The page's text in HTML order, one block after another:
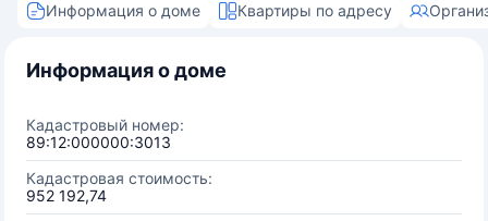
Информация о доме Квартиры по адресу
Информация о доме
Кадастровый номер:
89:12:000000:3013
Кадастровая стоимость:
952 192,74